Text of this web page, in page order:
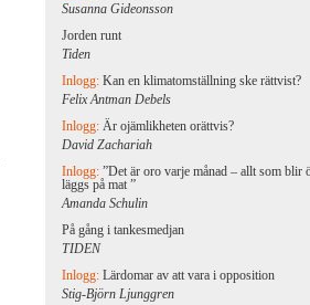
Susanna Gideonsson
Jorden runt
Tiden
Inlogg:Kan en klimatomställning ske rättvist?
Felix Antman Debels
Inlogg:Är ojämlikheten orättvis?
David Zachariah
Inlogg:”Det är oro varje månad – allt som blir
läggs på mat ”
Amanda Schulin
På gång i tankesmedjan
TIDEN
Inlogg:Lärdomar av att vara i opposition
Stig-Björn Ljunggren